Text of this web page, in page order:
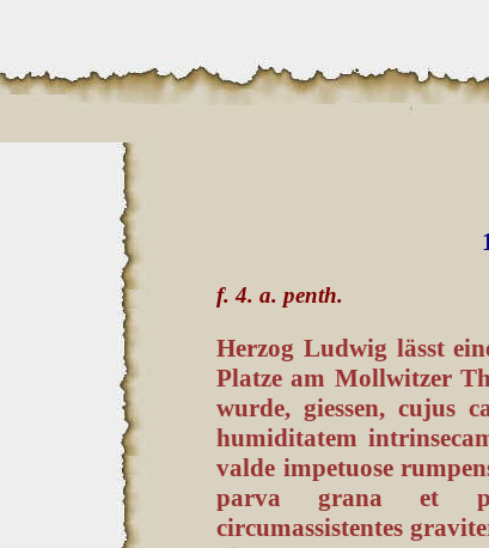
f. 4. a. penth.
Herzog Ludwig lässt
Platze am Mollwitzer
wurde, giessen, cujus
humiditatem
valde impetuose
parva grana et
circumassistentes